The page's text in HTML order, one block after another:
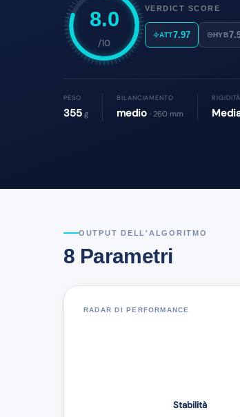
8.0
/10
VERDICT SCORE
ATT7.97 HYB
PESO
355 g
BILANCIAMENTO
medio · 260 mm
RIGIDITÀ
OUTPUT DELL'ALGORITMO
8 Parametri
RADAR DI PERFORMANCE